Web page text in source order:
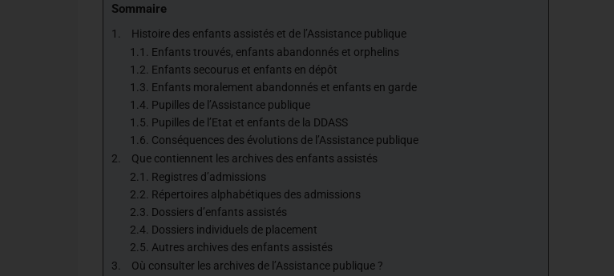
Sommaire
Histoire des enfants assistés et de l’Assistance publique
Enfants trouvés, enfants abandonnés et orphelins
Enfants secourus et enfants en dépôt
Enfants moralement abandonnés et enfants en garde
Pupilles de l’Assistance publique
Pupilles de l’Etat et enfants de la DDASS
Conséquences des évolutions de l’Assistance publique
Que contiennent les archives des enfants assistés
Registres d’admissions
Répertoires alphabétiques des admissions
Dossiers d’enfants assistés
Dossiers individuels de placement
Autres archives des enfants assistés
Où consulter les archives de l’Assistance publique ?